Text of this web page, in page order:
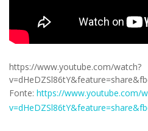
https://www.youtube.com/watch?
Fonte: https://www.youtube.com/